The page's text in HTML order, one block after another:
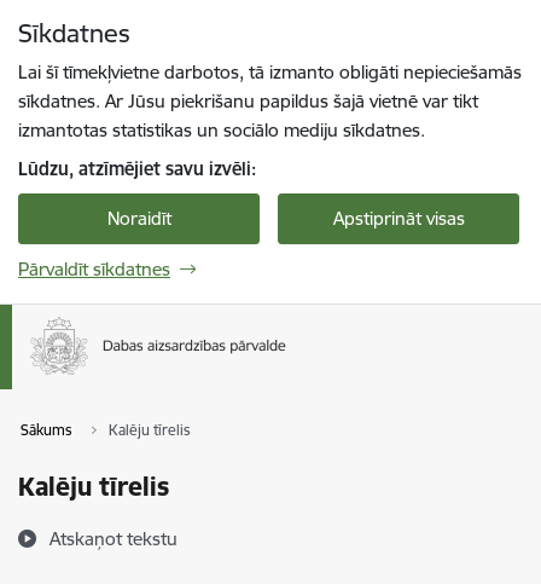
Sīkdatnes
Lai šī tīmekļvietne darbotos, tā izmanto obligāti nepieciešamās
sīkdatnes. Ar Jūsu piekrišanu papildus šajā vietnē var tikt
izmantotas statistikas un sociālo mediju sīkdatnes.
Lūdzu, atzīmējiet savu izvēli:
Noraidīt Apstiprināt visas
Pārvaldīt sīkdatnes
Sākums Kalēju tīrelis
Kalēju tīrelis
Atskaņot tekstu